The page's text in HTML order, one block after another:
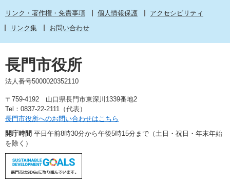
リンク・著作権・免責事項 個人情報保護
アクセシビリティ
リンク集
お問い合わせ
長門市役所
法人番号5000020352110
〒759-4192 山口県長門市東深川1339番地2
Tel：0837-22-2111（代表）
長門市役所へのお問い合わせはこちら
開庁時間 平日午前8時30分から午後5時15分まで（土日・祝日・年末年始
を除く）